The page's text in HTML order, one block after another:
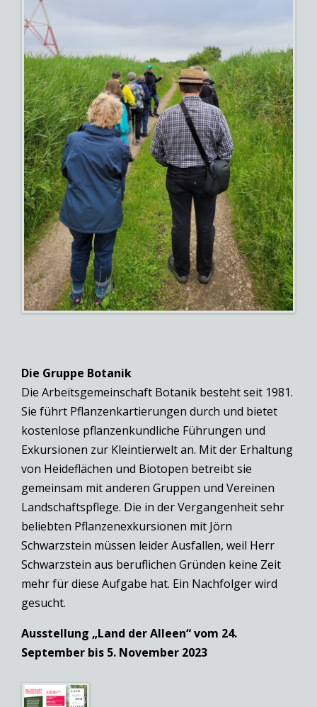
Die Gruppe Botanik
Die Arbeitsgemeinschaft Botanik besteht seit 1981.
Sie führt Pflanzenkartierungen durch und bietet
kostenlose pflanzenkundliche Führungen und
Exkursionen zur Kleintierwelt an. Mit der Erhaltung
von Heideflächen und Biotopen betreibt sie
gemeinsam mit anderen Gruppen und Vereinen
Landschaftspflege. Die in der Vergangenheit sehr
beliebten Pflanzenexkursionen mit Jörn
Schwarzstein müssen leider Ausfallen, weil Herr
Schwarzstein aus beruflichen Gründen keine Zeit
mehr für diese Aufgabe hat. Ein Nachfolger wird
gesucht.
Ausstellung „Land der Alleen“ vom 24.
September bis 5. November 2023